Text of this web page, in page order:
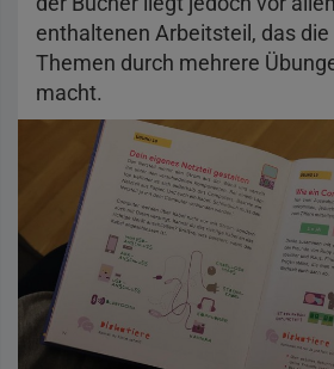
enthaltenen Arbeitsteil, das
Themen durch mehrere
macht.